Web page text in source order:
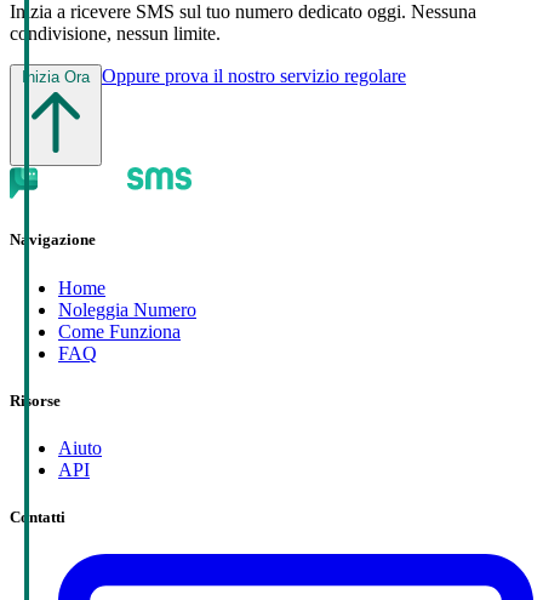
Inizia a ricevere SMS sul tuo numero dedicato oggi. Nessuna
condivisione, nessun limite.
Inizia Ora Oppure prova il nostro servizio regolare
Navigazione
Home
Noleggia Numero
Come Funziona
FAQ
Risorse
Aiuto
API
Contatti